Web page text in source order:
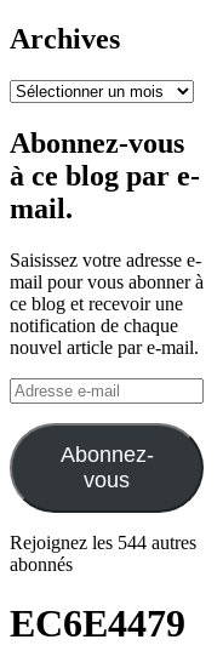
Archives
Archives
Abonnez-vous
à ce blog par e-
mail.
Saisissez votre adresse e-
mail pour vous abonner à
ce blog et recevoir une
notification de chaque
nouvel article par e-mail.
Adresse
e-
mail
Abonnez-
vous
Rejoignez les 544 autres
abonnés
EC6E4479